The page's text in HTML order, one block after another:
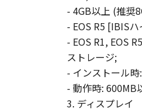
- 4GB以上 (推奨
- EOS R5 [IBIS
- EOS R1, EOS
ストレージ;
- インストール
- 動作時: 600MB
3. ディスプレイ